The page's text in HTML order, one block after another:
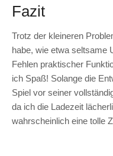
Fazit
Trotz der kleineren
habe, wie etwa seltsame
Fehlen praktischer
ich Spaß! Solange die
Spiel vor seiner
da ich die Ladezeit
wahrscheinlich eine tolle